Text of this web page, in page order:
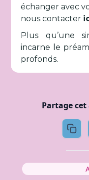
échanger avec
nous contacter
Plus qu’une
incarne le
profonds.
Partage